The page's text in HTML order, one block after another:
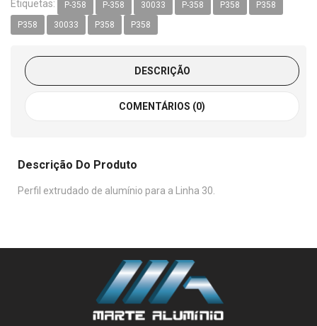
Etiquetas: P-358 P-358 30033 P-358 P358 P358
P358 30033 P358 P358
DESCRIÇÃO
COMENTÁRIOS (0)
Descrição Do Produto
Perfil extrudado de alumínio para a Linha 30.